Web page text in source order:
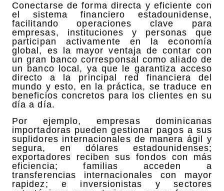
Conectarse de forma directa y eficiente con
el sistema financiero estadounidense,
facilitando operaciones clave para
empresas, instituciones y personas que
participan activamente en la economía
global, es la mayor ventaja de contar con
un gran banco corresponsal como aliado de
un banco local, ya que le garantiza acceso
directo a la principal red financiera del
mundo y esto, en la práctica, se traduce en
beneficios concretos para los clientes en su
día a día.
Por ejemplo, empresas dominicanas
importadoras pueden gestionar pagos a sus
suplidores internacionales de manera ágil y
segura, en dólares estadounidenses;
exportadores reciben sus fondos con más
eficiencia; familias acceden a
transferencias internacionales con mayor
rapidez; e inversionistas y sectores